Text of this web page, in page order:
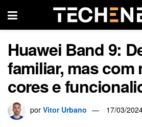
Huawei Band 9:
familiar, mas com
cores e
por Vitor Urbano 17/03/